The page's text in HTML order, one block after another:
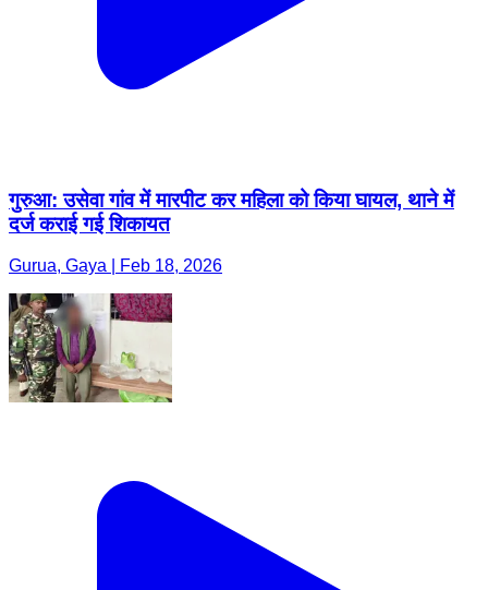
गुरुआ: उसेवा गांव में मारपीट कर महिला को किया घायल, थाने में
दर्ज कराई गई शिकायत
Gurua, Gaya | Feb 18, 2026